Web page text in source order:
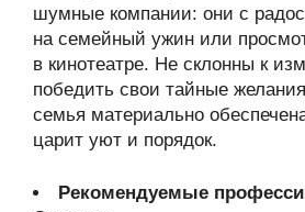
шумные компании: они с
на семейный ужин или
в кинотеатре. Не склонны к
победить свои тайные
семья материально
царит уют и порядок.
Рекомендуемые